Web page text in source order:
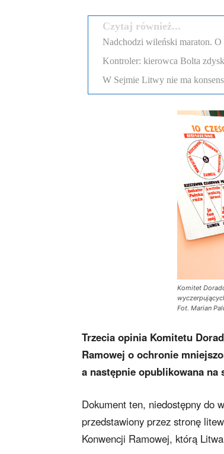
Czytaj również...
Nadchodzi wileński maraton. O
Kontroler: kierowca Bolta
W Sejmie Litwy nie ma
Komitet
Fot. Marian
Trzecia opinia Komitetu
Ramowej o ochronie
a następnie opublikowana na
Dokument ten, niedostępny do
przedstawiony przez stronę
Konwencji Ramowej, którą